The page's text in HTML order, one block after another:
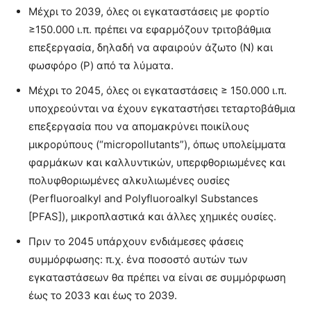
Μέχρι το 2039, όλες οι εγκαταστάσεις με φορτίο
≥150.000 ι.π. πρέπει να εφαρμόζουν τριτοβάθμια
επεξεργασία, δηλαδή να αφαιρούν άζωτο (Ν) και
φωσφόρο (P) από τα λύματα.
Μέχρι το 2045, όλες οι εγκαταστάσεις ≥ 150.000 ι.π.
υποχρεούνται να έχουν εγκαταστήσει τεταρτοβάθμια
επεξεργασία που να απομακρύνει ποικίλους
μικρορύπους (“micropollutants”), όπως υπολείμματα
φαρμάκων και καλλυντικών, υπερφθοριωμένες και
πολυφθοριωμένες αλκυλιωμένες ουσίες
(Perfluoroalkyl and Polyfluoroalkyl Substances
[PFAS]), μικροπλαστικά και άλλες χημικές ουσίες.
Πριν το 2045 υπάρχουν ενδιάμεσες φάσεις
συμμόρφωσης: π.χ. ένα ποσοστό αυτών των
εγκαταστάσεων θα πρέπει να είναι σε συμμόρφωση
έως το 2033 και έως το 2039.